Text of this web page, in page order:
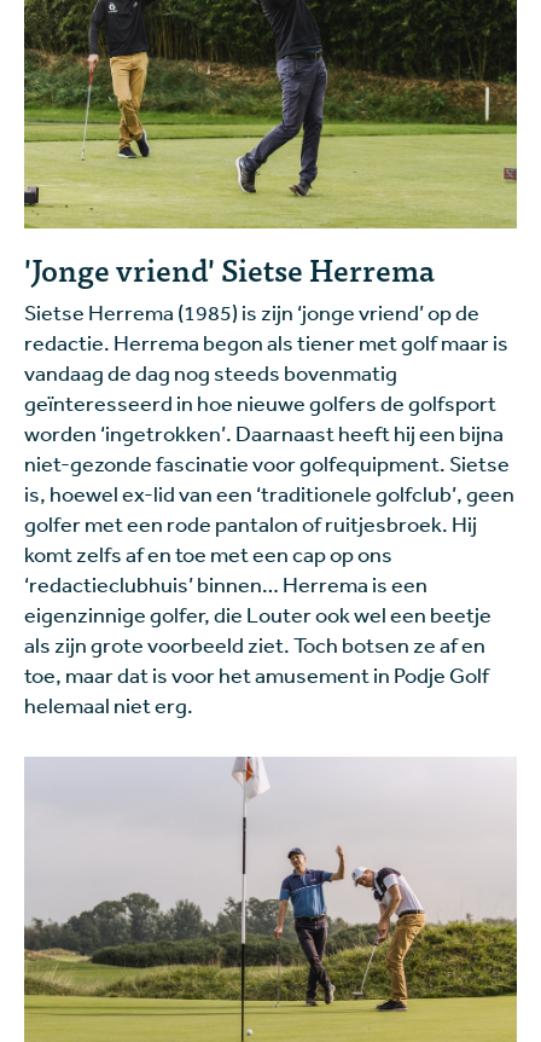
'Jonge vriend' Sietse Herrema
Sietse Herrema (1985) is zijn ‘jonge vriend’ op de
redactie. Herrema begon als tiener met golf maar is
vandaag de dag nog steeds bovenmatig
geïnteresseerd in hoe nieuwe golfers de golfsport
worden ‘ingetrokken’. Daarnaast heeft hij een bijna
niet-gezonde fascinatie voor golfequipment. Sietse
is, hoewel ex-lid van een ‘traditionele golfclub’, geen
golfer met een rode pantalon of ruitjesbroek. Hij
komt zelfs af en toe met een cap op ons
‘redactieclubhuis’ binnen… Herrema is een
eigenzinnige golfer, die Louter ook wel een beetje
als zijn grote voorbeeld ziet. Toch botsen ze af en
toe, maar dat is voor het amusement in Podje Golf
helemaal niet erg.